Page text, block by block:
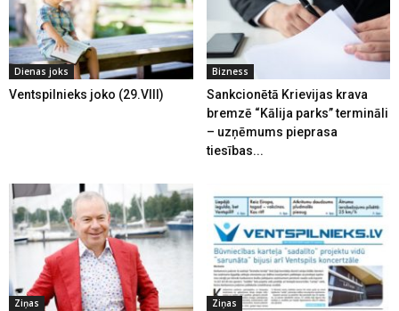
Dienas joks
Ventspilnieks joko (29.VIII)
Bizness
Sankcionētā Krievijas krava
bremzē “Kālija parks” termināli
– uzņēmums pieprasa
tiesības...
Ziņas Ziņas